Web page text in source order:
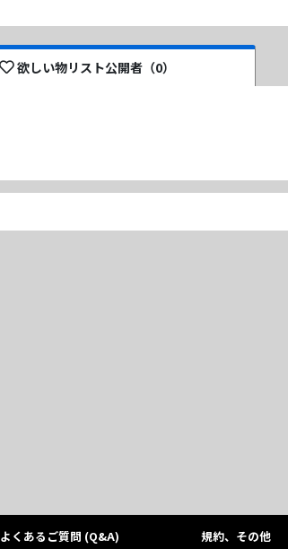
欲しい物リスト公開者（0）
よくあるご質問 (Q&A) 規約、その他